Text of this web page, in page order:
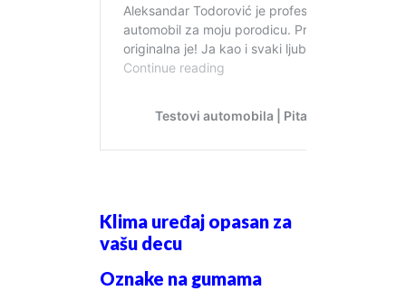
Klima uređaj opasan za
vašu decu
Oznake na gumama